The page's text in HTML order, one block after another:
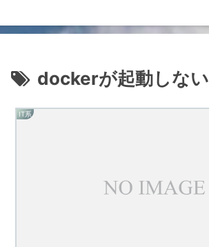
dockerが起動しない
IT系